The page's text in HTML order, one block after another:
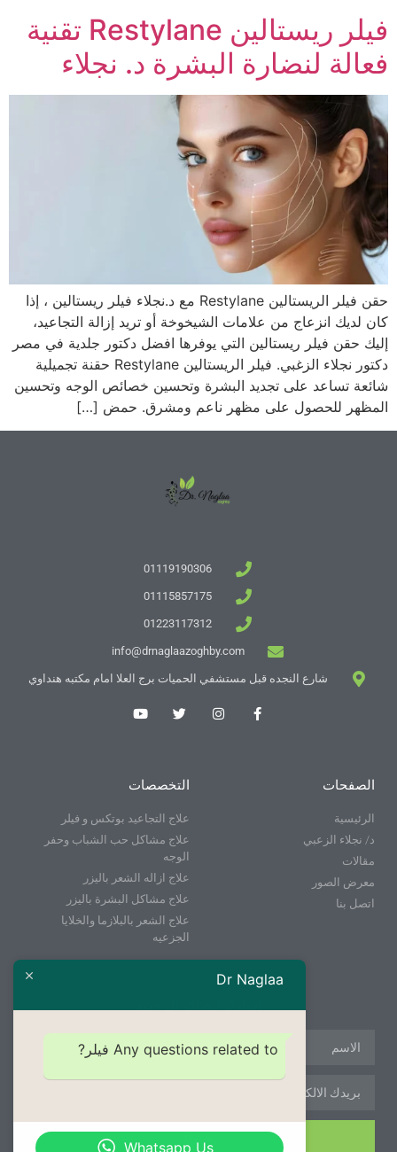
فيلر ريستالين Restylane تقنية
فعالة لنضارة البشرة د. نجلاء
حقن فيلر الريستالين Restylane مع د.نجلاء فيلر ريستالين ، إذا
كان لديك انزعاج من علامات الشيخوخة أو تريد إزالة التجاعيد،
إليك حقن فيلر ريستالين التي يوفرها افضل دكتور جلدية في مصر
دكتور نجلاء الزغبي. فيلر الريستالين Restylane حقنة تجميلية
شائعة تساعد على تجديد البشرة وتحسين خصائص الوجه وتحسين
المظهر للحصول على مظهر ناعم ومشرق. حمض […]
01119190306
01115857175
01223117312
info@drnaglaazoghby.com
شارع النجده قبل مستشفي الحميات برج العلا امام مكتبه هنداوي
الصفحات
الرئيسية
د/ نجلاء الزعبي
مقالات
معرض الصور
اتصل بنا
التخصصات
علاج التجاعيد بوتكس و فيلر
علاج مشاكل حب الشباب وحفر
الوجه
علاج ازاله الشعر باليزر
علاج مشاكل البشرة باليزر
علاج الشعر بالبلازما والخلايا
الجزعيه
Dr Naglaa
Any questions related to فيلر?
Whatsapp Us